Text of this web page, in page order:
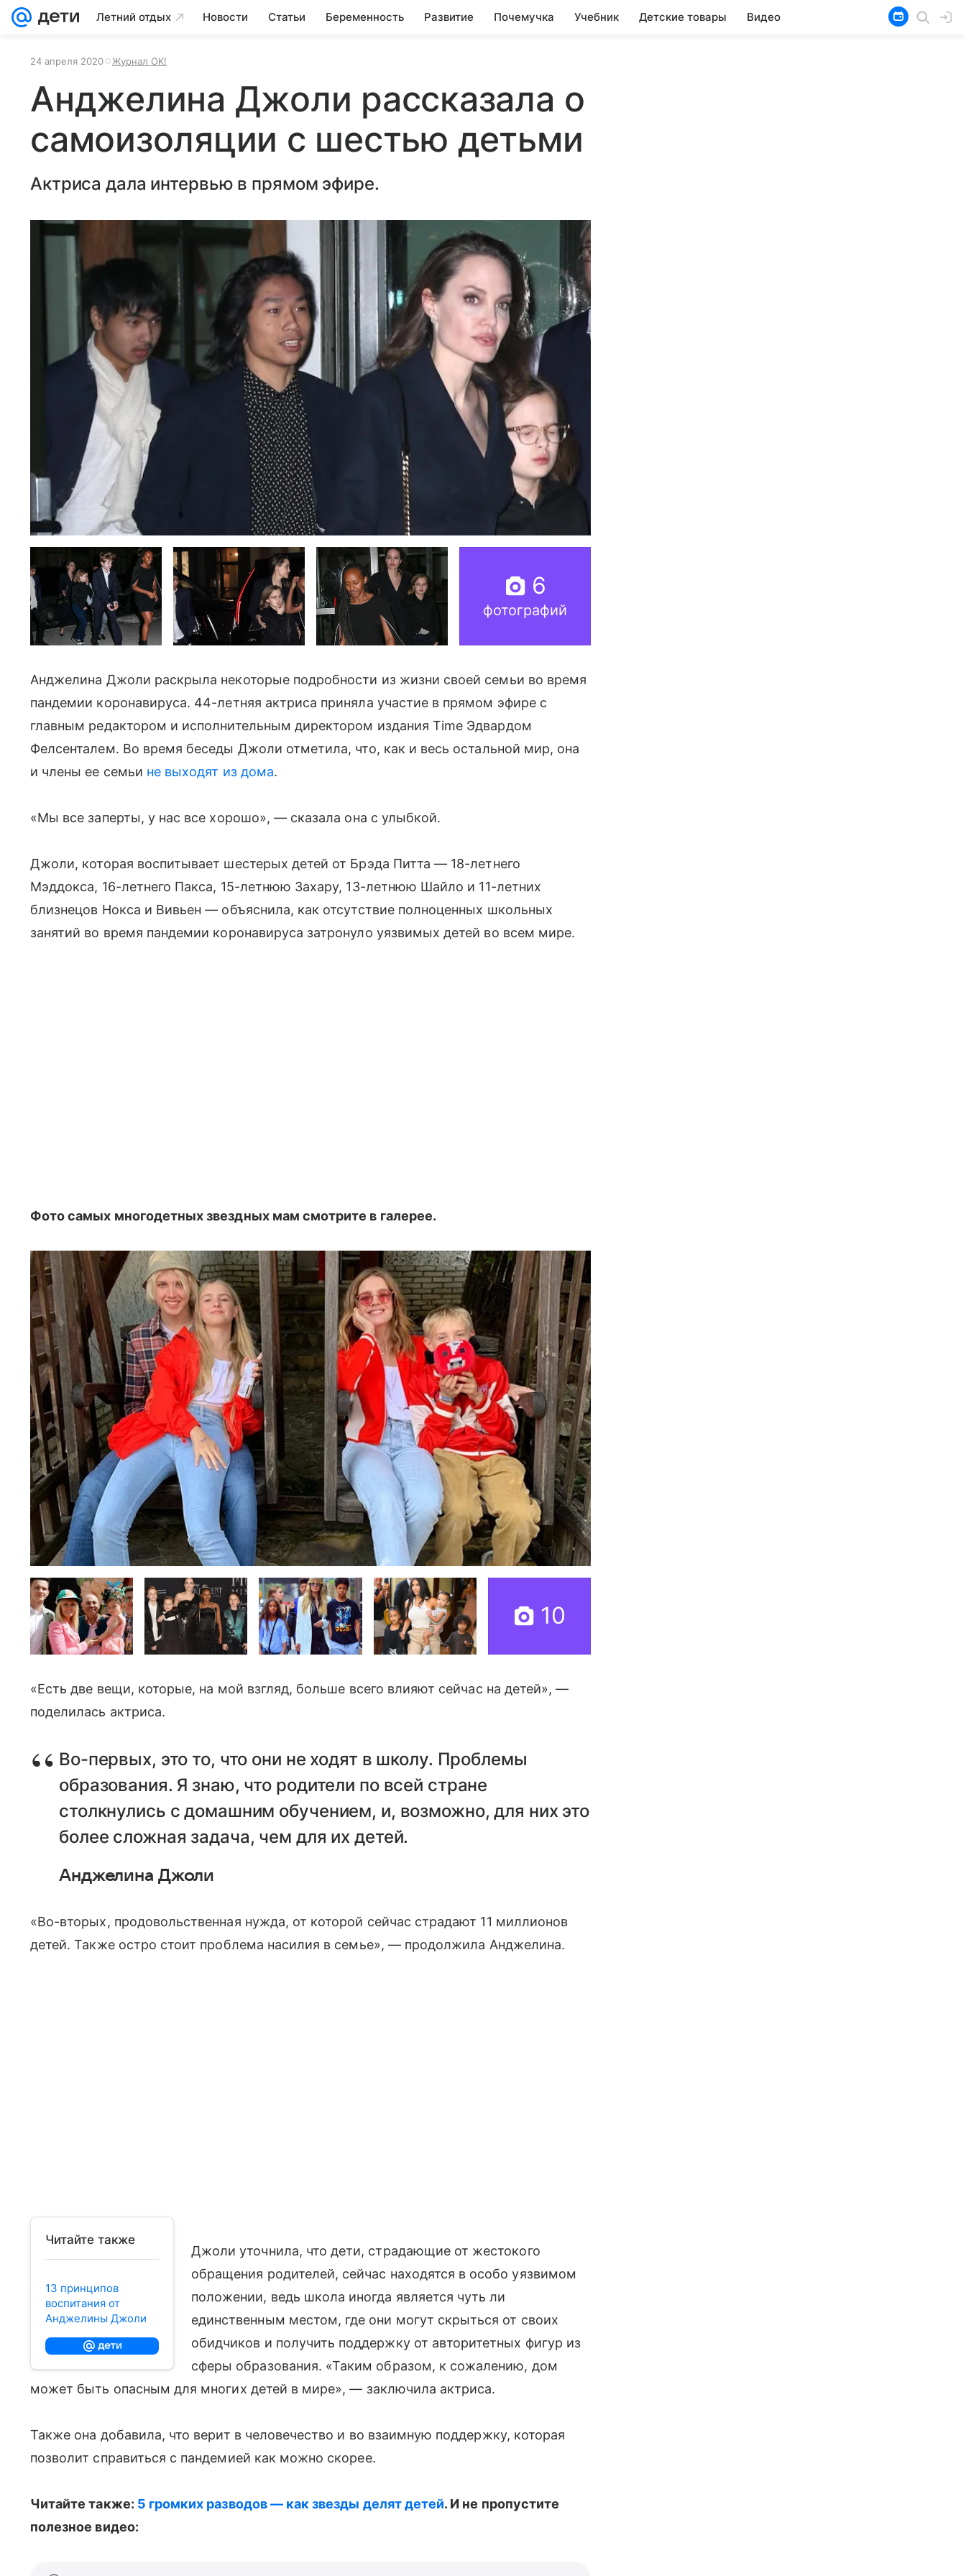
Летний отдых Новости Статьи Беременность Развитие Почемучка Учебник Детские товары Видео
24 апреля 2020 Журнал OK!
Анджелина Джоли рассказала о
самоизоляции с шестью детьми
Актриса дала интервью в прямом эфире.
6
фотографий
Анджелина Джоли раскрыла некоторые подробности из жизни своей семьи во время
пандемии коронавируса. 44-летняя актриса приняла участие в прямом эфире с
главным редактором и исполнительным директором издания Time Эдвардом
Фелсенталем. Во время беседы Джоли отметила, что, как и весь остальной мир, она
и члены ее семьи не выходят из дома.
«Мы все заперты, у нас все хорошо», — сказала она с улыбкой.
Джоли, которая воспитывает шестерых детей от Брэда Питта — 18-летнего
Мэддокса, 16-летнего Пакса, 15-летнюю Захару, 13-летнюю Шайло и 11-летних
близнецов Нокса и Вивьен — объяснила, как отсутствие полноценных школьных
занятий во время пандемии коронавируса затронуло уязвимых детей во всем мире.
Фото самых многодетных звездных мам смотрите в галерее.
10
«Есть две вещи, которые, на мой взгляд, больше всего влияют сейчас на детей», —
поделилась актриса.
Во-первых, это то, что они не ходят в школу. Проблемы
образования. Я знаю, что родители по всей стране
столкнулись с домашним обучением, и, возможно, для них это
более сложная задача, чем для их детей.
Анджелина Джоли
«Во-вторых, продовольственная нужда, от которой сейчас страдают 11 миллионов
детей. Также остро стоит проблема насилия в семье», — продолжила Анджелина.
Читайте также
13 принципов
воспитания от
Анджелины Джоли
Джоли уточнила, что дети, страдающие от жестокого
обращения родителей, сейчас находятся в особо уязвимом
положении, ведь школа иногда является чуть ли
единственным местом, где они могут скрыться от своих
обидчиков и получить поддержку от авторитетных фигур из
сферы образования. «Таким образом, к сожалению, дом
может быть опасным для многих детей в мире», — заключила актриса.
Также она добавила, что верит в человечество и во взаимную поддержку, которая
позволит справиться с пандемией как можно скорее.
Читайте также: 5 громких разводов — как звезды делят детей. И не пропустите
полезное видео: